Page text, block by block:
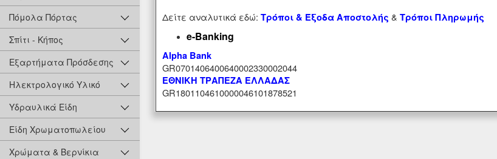
Πόμολα Πόρτας
Σπίτι - Κήπος
Εξαρτήματα Πρόσδεσης
Ηλεκτρολογικό Υλικό
Υδραυλικά Είδη
Είδη Χρωματοπωλείου
Χρώματα & Βερνίκια
Δείτε αναλυτικά εδώ:Τρόποι & Έξοδα Αποστολής &Τρόποι Πληρωμής
e-Banking
Alpha Bank
GR0701406400640002330002044
ΕΘΝΙΚΗ ΤΡΑΠΕΖΑ ΕΛΛΑΔΑΣ
GR1801104610000046101878521